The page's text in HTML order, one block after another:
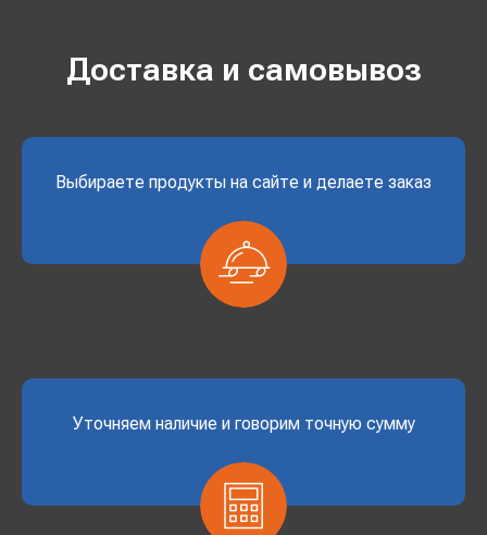
Доставка и самовывоз
Выбираете продукты на сайте и делаете заказ
Уточняем наличие и говорим точную сумму